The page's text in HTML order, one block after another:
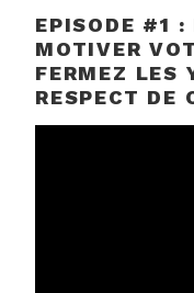
EPISODE #1 :
MOTIVER
FERMEZ LES
RESPECT DE